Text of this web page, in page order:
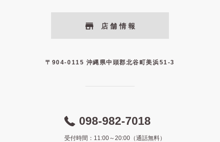
店舗情報
〒904-0115 沖縄県中頭郡北谷町美浜51-3
098-982-7018
受付時間：11:00～20:00（通話無料）